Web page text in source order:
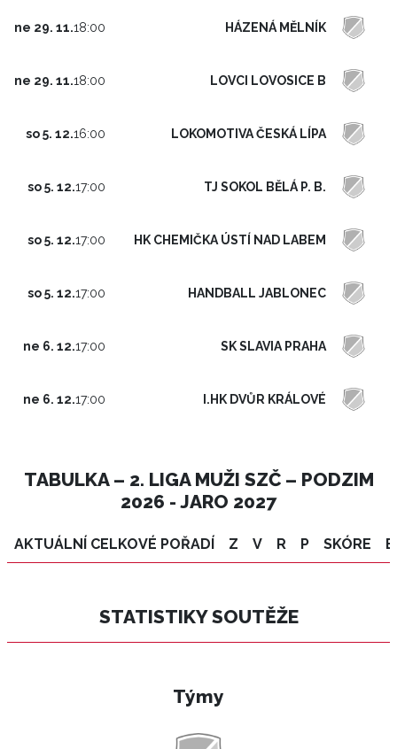
ne 29. 11.18:00 HÁZENÁ MĚLNÍK
ne 29. 11.18:00 LOVCI LOVOSICE B
so 5. 12.16:00 LOKOMOTIVA ČESKÁ LÍPA
so 5. 12.17:00 TJ SOKOL BĚLÁ P. B.
so 5. 12.17:00 HK CHEMIČKA ÚSTÍ NAD LABEM
so 5. 12.17:00 HANDBALL JABLONEC
ne 6. 12.17:00 SK SLAVIA PRAHA
ne 6. 12.17:00 I.HK DVŮR KRÁLOVÉ
TABULKA – 2. LIGA MUŽI SZČ – PODZIM
2026 - JARO 2027
AKTUÁLNÍ CELKOVÉ POŘADÍ Z V R P SKÓRE B
STATISTIKY SOUTĚŽE
Týmy